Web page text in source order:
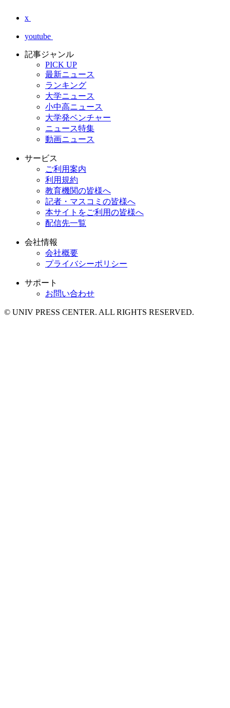
x
youtube
記事ジャンル
PICK UP
最新ニュース
ランキング
大学ニュース
小中高ニュース
大学発ベンチャー
ニュース特集
動画ニュース
サービス
ご利用案内
利用規約
教育機関の皆様へ
記者・マスコミの皆様へ
本サイトをご利用の皆様へ
配信先一覧
会社情報
会社概要
プライバシーポリシー
サポート
お問い合わせ
© UNIV PRESS CENTER. ALL RIGHTS RESERVED.